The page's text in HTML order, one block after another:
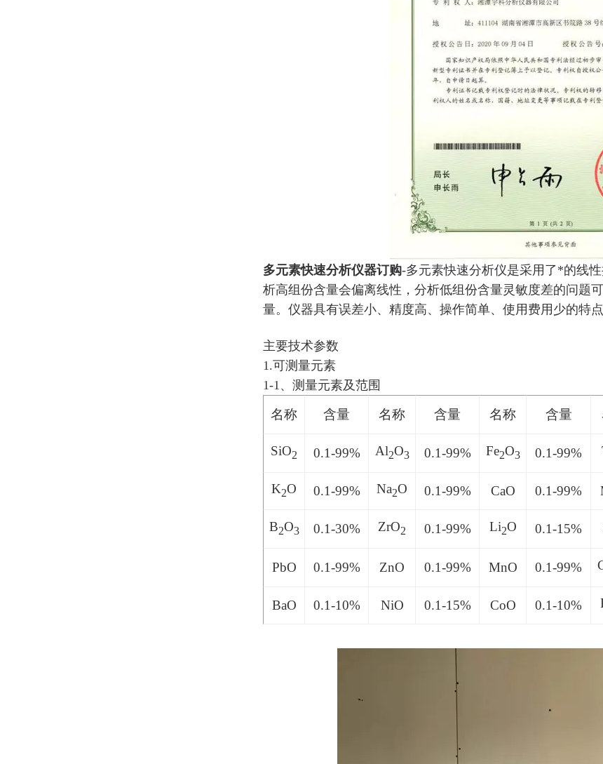
多元素快速分析仪器订购-多元素快速分析仪是采用了*的线
析高组份含量会偏离线性，分析低组份含量灵敏度差的问题
量。仪器具有误差小、精度高、操作简单、使用费用少的特
主要技术参数
1.可测量元素
1-1、测量元素及范围
名称 含量 名称 含量 名称 含量
SiO2 0.1-99% Al2O3 0.1-99% Fe2O3 0.1-99%
K2O 0.1-99% Na2O 0.1-99% CaO 0.1-99%
B2O3 0.1-30% ZrO2 0.1-99% Li2O 0.1-15%
PbO 0.1-99% ZnO 0.1-99% MnO 0.1-99%
BaO 0.1-10% NiO 0.1-15% CoO 0.1-10%